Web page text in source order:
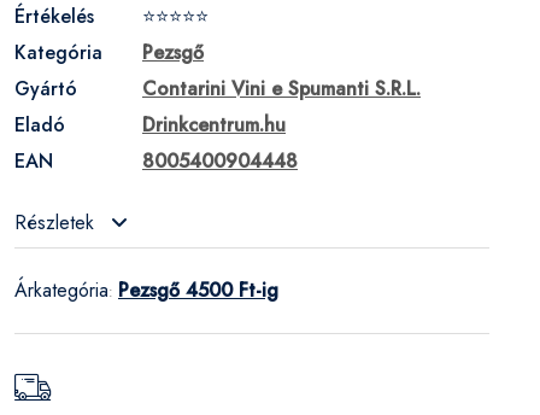
Értékelés
⭐⭐⭐⭐⭐
Kategória
Pezsgő
Gyártó
Contarini Vini e Spumanti S.R.L.
Eladó
Drinkcentrum.hu
EAN
8005400904448
Részletek
Árkategória: Pezsgő 4500 Ft-ig